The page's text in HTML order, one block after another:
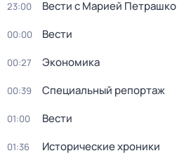
23:00 Вести с Марией Петрашко
00:00 Вести
00:27 Экономика
00:39 Специальный репортаж
01:00 Вести
01:36 Исторические хроники